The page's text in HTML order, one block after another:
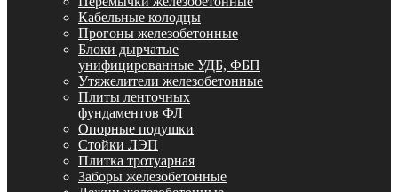
Кабельные колодцы
Прогоны железобетонные
Блоки дырчатые
унифицированные УДБ, ФБП
Утяжелители железобетонные
Плиты ленточных
фундаментов ФЛ
Опорные подушки
Стойки ЛЭП
Плитка тротуарная
Заборы железобетонные